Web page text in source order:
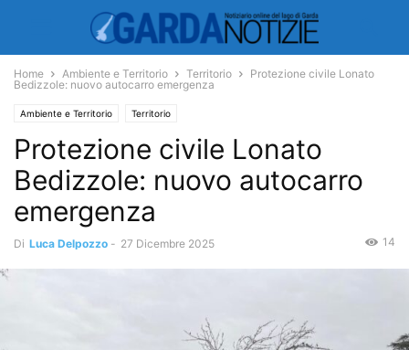
Home Ambiente e Territorio Territorio
Protezione civile Lonato
Bedizzole: nuovo autocarro emergenza
Ambiente e Territorio Territorio
Protezione civile Lonato
Bedizzole: nuovo autocarro
emergenza
Di Luca Delpozzo - 27 Dicembre 2025 14